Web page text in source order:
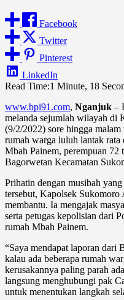
Facebook
Twitter
Pinterest
LinkedIn
Read Time:1 Minute, 18
www.bpi91.com, Nganjuk –
melanda sejumlah wilayah di
(9/2/2022) sore hingga
rumah warga luluh lantak rata
Mbah Painem, perempuan 72
Bagorwetan Kecamatan
Prihatin dengan musibah
tersebut, Kapolsek
membantu. Ia mengajak
serta petugas kepolisian dari
rumah Mbah Painem.
“Saya mendapat laporan dari
kalau ada beberapa rumah
kerusakannya paling parah
langsung menghubungi pak
untuk menentukan langkah